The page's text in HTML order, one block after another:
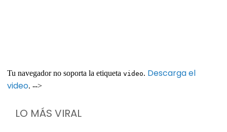
Tu navegador no soporta la etiqueta video. Descarga el
video. -->
LO MÁS VIRAL